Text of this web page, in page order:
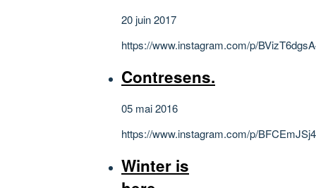
20 juin 2017
https://www.instagram.com/p/
Contresens.
05 mai 2016
https://www.instagram.com/p/
Winter is